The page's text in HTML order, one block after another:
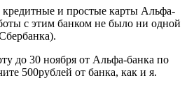
кредитные и простые карты Альфа-
с этим банком не было ни одной
до 30 ноября от Альфа-банка по
500рублей от банка, как и я.